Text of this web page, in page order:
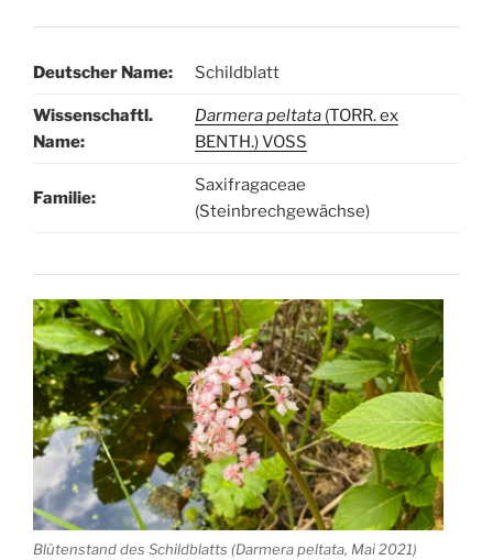
Deutscher Name: Schildblatt
Wissenschaftl.
Name:
Darmera peltata(TORR. ex
BENTH.) VOSS
Familie:
Saxifragaceae
(Steinbrechgewächse)
Blütenstand des Schildblatts (Darmera peltata, Mai 2021)